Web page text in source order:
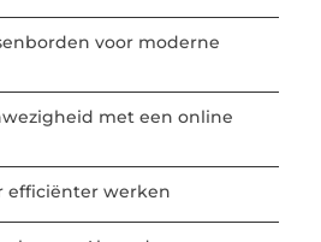
voor moderne
met een online
efficiënter werken